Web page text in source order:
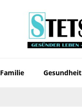
Familie Gesundheit